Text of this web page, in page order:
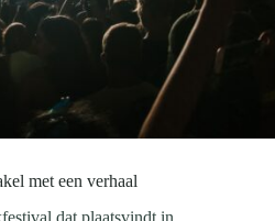
met een verhaal
dat plaatsvindt in